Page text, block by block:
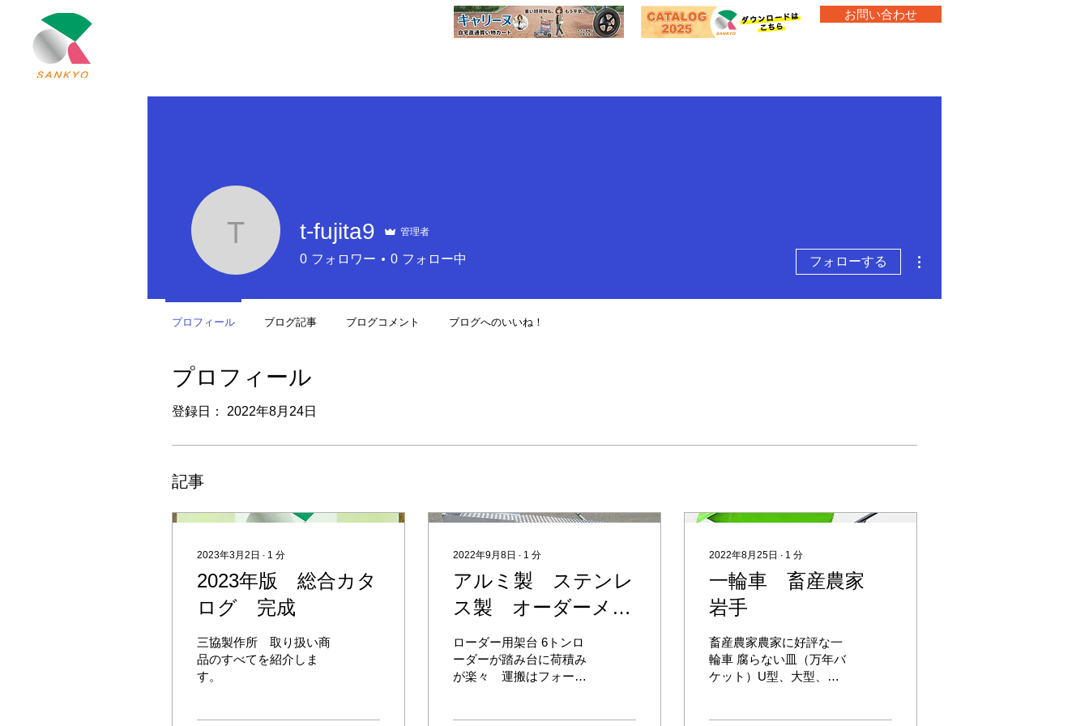
お問い合わせ
プロフィール
登録日： 2022年8月24日
記事
2023年3月2日 ∙ 1 分
2023年版 総合カタ
ログ 完成
三協製作所 取り扱い商
品のすべてを紹介しま
す。
2022年9月8日 ∙ 1 分
アルミ製 ステンレ
ス製 オーダーメイ
ド製作
ローダー用架台 6トンロ
ーダーが踏み台に荷積み
が楽々 運搬はフォーク
2022年8月25日 ∙ 1 分
一輪車 畜産農家
岩手
畜産農家農家に好評な一
輪車 腐らない皿（万年バ
ケット）U型、大型、特
t-fujita9t-fujita9 管理者
0 フォロワー 0 フォロー中 フォローする
プロフィール ブログ記事 ブログコメント ブログへのいいね！